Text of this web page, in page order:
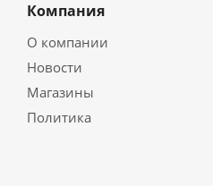
Компания
О компании
Новости
Магазины
Политика